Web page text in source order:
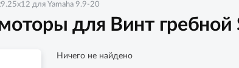
для Yamaha 9.9-20
для Винт гребной
Ничего не найдено